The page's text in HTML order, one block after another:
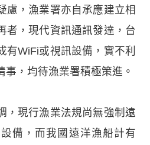
慮，漁業署亦自承應建立相
者，現代資訊通訊發達，台
有WiFi或視訊設備，實不利
，均待漁業署積極策進。
，現行漁業法規尚無強制遠
備，而我國遠洋漁船計有